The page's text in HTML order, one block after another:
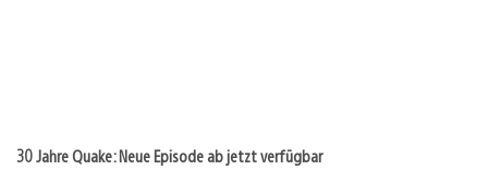
30 Jahre Quake: Neue Episode ab jetzt verfügbar